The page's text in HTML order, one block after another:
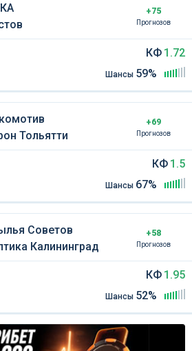
+75
Прогнозов
КФ 1.72
Шансы 59%
Тольятти
+69
Прогнозов
КФ 1.5
Шансы 67%
Советов
Калининград
+58
Прогнозов
КФ 1.95
Шансы 52%